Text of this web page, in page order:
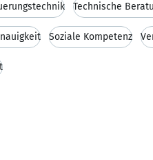
Technische
Soziale Kompetenz